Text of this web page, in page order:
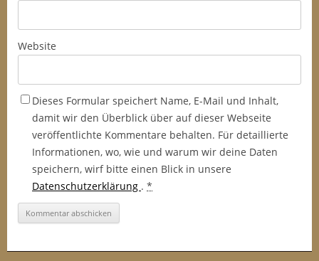
Website
Dieses Formular speichert Name, E-Mail und Inhalt,
damit wir den Überblick über auf dieser Webseite
veröffentlichte Kommentare behalten. Für detaillierte
Informationen, wo, wie und warum wir deine Daten
speichern, wirf bitte einen Blick in unsere
Datenschutzerklärung . *